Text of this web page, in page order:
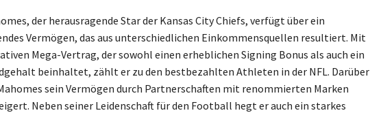
der herausragende Star der Kansas City Chiefs, verfügt über ein
Vermögen, das aus unterschiedlichen Einkommensquellen resultiert. Mit
Mega-Vertrag, der sowohl einen erheblichen Signing Bonus als auch ein
beinhaltet, zählt er zu den bestbezahlten Athleten in der NFL. Darüber
sein Vermögen durch Partnerschaften mit renommierten Marken
Neben seiner Leidenschaft für den Football hegt er auch ein starkes